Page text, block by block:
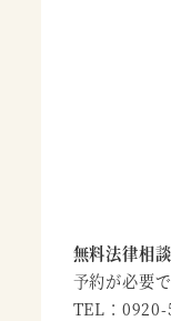
無料法律相
予約が必要
TEL：